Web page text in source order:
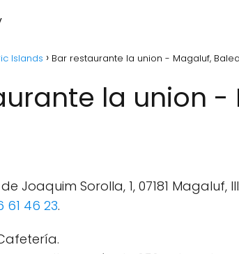
Islands Bar restaurante la union - Magaluf,
la union -
Joaquim Sorolla, 1, 07181 Magaluf,
61 46 23.